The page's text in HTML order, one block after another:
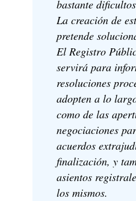
bastante
La creación de
pretende
El Registro
servirá para
resoluciones
adopten a lo
como de las
negociaciones
acuerdos
finalización, y
asientos
los mismos.